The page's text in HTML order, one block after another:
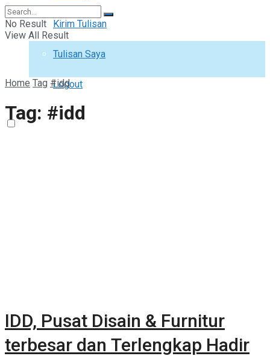
Kirim Tulisan
Tulisan Saya
Logout
No Result
View All Result
Home Tag #idd
Tag: #idd
IDD, Pusat Disain & Furnitur
terbesar dan Terlengkap Hadir